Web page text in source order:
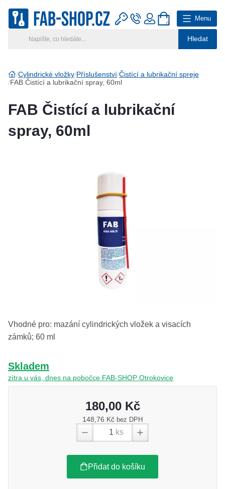
Hledat
0
Menu
Hlavní kategorie
Klíčové systémy
Rady a tipy
Cylindrické vložky Příslušenství Čistící a lubrikační spreje
FAB Čistící a lubrikační spray, 60ml
FAB Čistící a lubrikační
spray, 60ml
Vhodné pro: mazání cylindrických vložek a visacích
zámků; 60 ml
Skladem
zítra u vás, dnes na pobočce FAB-SHOP Otrokovice
180,00 Kč
148,76 Kč bez DPH
ks
Přidat do košíku